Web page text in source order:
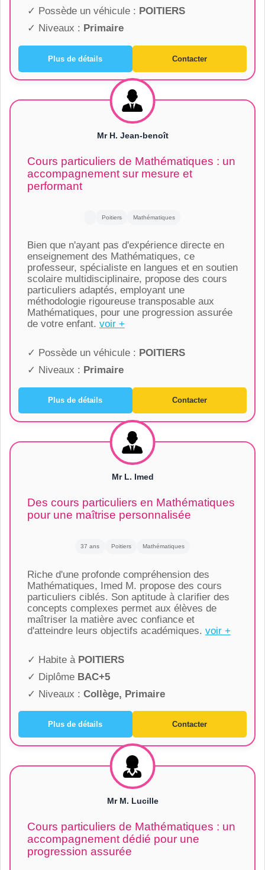
✓ Possède un véhicule : POITIERS
✓ Niveaux : Primaire
Plus de détails Contacter
Mr H. Jean-benoît
Cours particuliers de Mathématiques : un
accompagnement sur mesure et
performant
Poitiers Mathématiques
Bien que n'ayant pas d'expérience directe en
enseignement des Mathématiques, ce
professeur, spécialiste en langues et en soutien
scolaire multidisciplinaire, propose des cours
particuliers adaptés, employant une
méthodologie rigoureuse transposable aux
Mathématiques, pour une progression assurée
de votre enfant. voir +
✓ Possède un véhicule : POITIERS
✓ Niveaux : Primaire
Plus de détails Contacter
Mr L. Imed
Des cours particuliers en Mathématiques
pour une maîtrise personnalisée
37 ans Poitiers Mathématiques
Riche d'une profonde compréhension des
Mathématiques, Imed M. propose des cours
particuliers ciblés. Son aptitude à clarifier des
concepts complexes permet aux élèves de
maîtriser la matière avec confiance et
d'atteindre leurs objectifs académiques. voir +
✓ Habite à POITIERS
✓ Diplôme BAC+5
✓ Niveaux : Collège, Primaire
Plus de détails Contacter
Mr M. Lucille
Cours particuliers de Mathématiques : un
accompagnement dédié pour une
progression assurée